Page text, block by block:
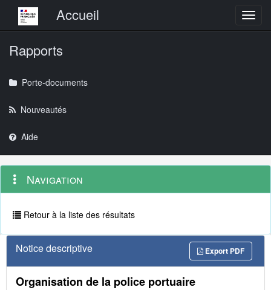
Menu principalAccueil
Rapports
Porte-documents
Nouveautés
Aide
Navigation
outils
Menu
contextuel
Navigation
Retour à la liste des résultats
Notice descriptive Export PDF
Organisation de la police portuaire